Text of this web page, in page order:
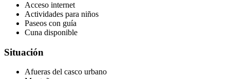
Acceso internet
Actividades para niños
Paseos con guía
Cuna disponible
Situación
Afueras del casco urbano